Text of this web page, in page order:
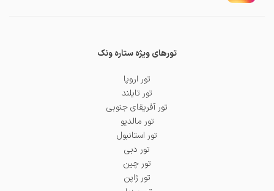
تورهای ویژه ستاره ونک
تور اروپا
تور تایلند
تور آفریقای جنوبی
تور مالدیو
تور استانبول
تور دبی
تور چین
تور ژاپن